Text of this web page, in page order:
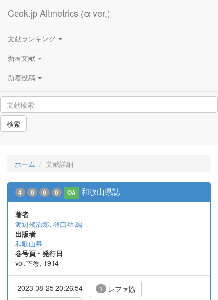
Ceek.jp Altmetrics (α ver.)
文献ランキング
新着文献
新着投稿
検索
ホーム 文献詳細
4 0 0 0 OA 和歌山県誌
著者
渡辺幾治郎, 樋口功 編
出版者
和歌山県
巻号頁・発行日
vol.下巻, 1914
2023-08-25 20:26:54 1 レファ協